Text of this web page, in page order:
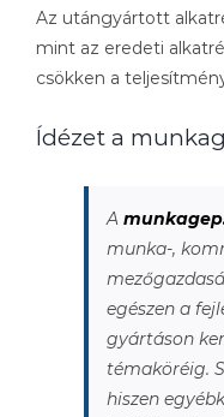
Az utángyártott
mint az eredeti
csökken a
Ídézet a
A
munka-,
egészen a
gyártáson
témaköréig.
hiszen